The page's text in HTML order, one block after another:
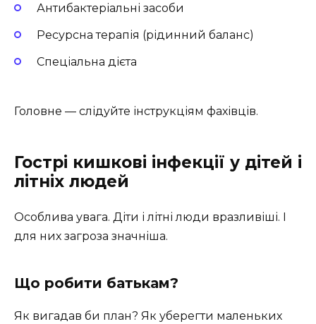
Антибактеріальні засоби
Ресурсна терапія (рідинний баланс)
Спеціальна дієта
Головне — слідуйте інструкціям фахівців.
Гострі кишкові інфекції у дітей і
літніх людей
Особлива увага. Діти і літні люди вразливіші. І
для них загроза значніша.
Що робити батькам?
Як вигадав би план? Як уберегти маленьких